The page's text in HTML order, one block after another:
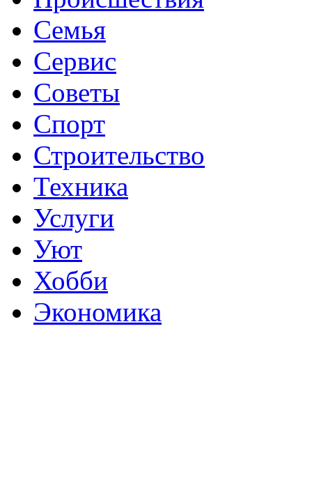
Семья
Сервис
Советы
Спорт
Строительство
Техника
Услуги
Уют
Хобби
Экономика